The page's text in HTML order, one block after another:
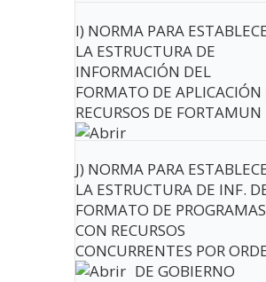
I) NORMA PARA
LA ESTRUCTURA DE
INFORMACIÓN DEL
FORMATO DE APLICACIÓN
RECURSOS DE FORTAMUN
J) NORMA PARA
LA ESTRUCTURA DE INF.
FORMATO DE PROGRAMAS
CON RECURSOS
CONCURRENTES POR
DE GOBIERNO